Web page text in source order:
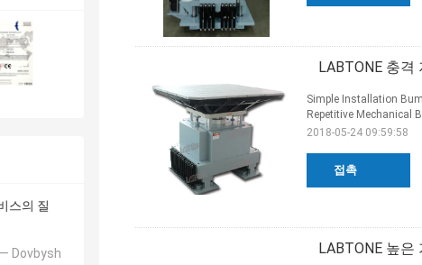
스의 질
Dovbysh
LABTONE 충
접촉
Simple Installation
Repetitive Mechanical
2018-05-24 09:59:58
LABTONE 높